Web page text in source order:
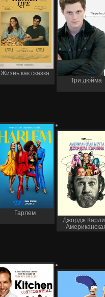
Жизнь как сказка
Три дюйма
Гарлем
Джордж
мечта